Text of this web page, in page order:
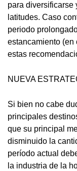
para diversificarse
latitudes. Caso
periodo
estancamiento (en
estas
NUEVA
Si bien no cabe
principales
que su principal
disminuido la
período actual
la industria de la